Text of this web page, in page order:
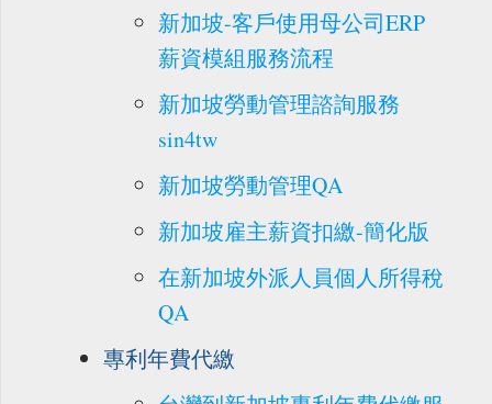
新加坡-客戶使用母公司ERP
薪資模組服務流程
新加坡勞動管理諮詢服務
sin4tw
新加坡勞動管理QA
新加坡雇主薪資扣繳-簡化版
在新加坡外派人員個人所得稅
QA
專利年費代繳